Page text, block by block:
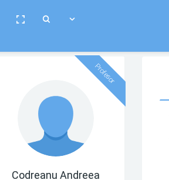
Toggle
Toggle
Profesor
Codreanu Andreea